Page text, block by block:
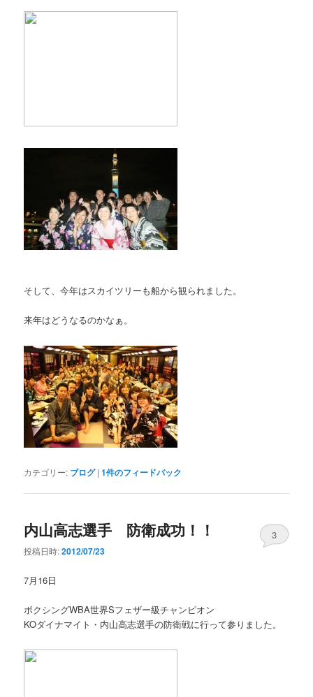
そして、今年はスカイツリーも船から観られました。
来年はどうなるのかなぁ。
カテゴリー: ブログ |1件のフィードバック
内山高志選手 防衛成功！！
投稿日時:2012/07/23
3
7月16日
ボクシングWBA世界Sフェザー級チャンピオン
KOダイナマイト・内山高志選手の防衛戦に行って参りました。